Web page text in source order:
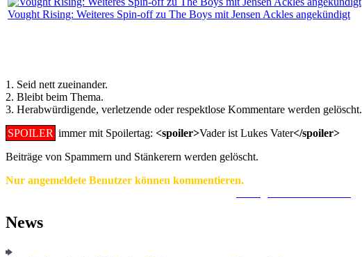
Vought Rising: Weiteres Spin-off zu The Boys mit Jensen Ackles angekündigt
1. Seid nett zueinander.
2. Bleibt beim Thema.
3. Herabwürdigende, verletzende oder respektlose Kommentare werden gelöscht.
SPOILER immer mit Spoilertag: <spoiler>Vader ist Lukes Vater</spoiler>
Beiträge von Spammern und Stänkerern werden gelöscht.
Nur angemeldete Benutzer können kommentieren.
News